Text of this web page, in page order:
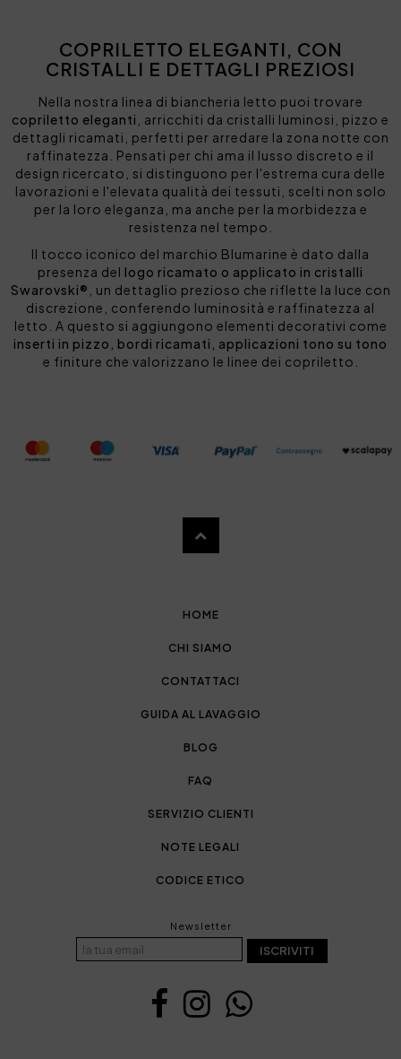
COPRILETTO ELEGANTI, CON
CRISTALLI E DETTAGLI PREZIOSI
Nella nostra linea di biancheria letto puoi trovare
copriletto eleganti
, arricchiti da cristalli luminosi, pizzo e
dettagli ricamati, perfetti per arredare la zona notte con
raffinatezza. Pensati per chi ama il lusso discreto e il
design ricercato, si distinguono per l'estrema cura delle
lavorazioni e l'elevata qualità dei tessuti, scelti non solo
per la loro eleganza, ma anche per la morbidezza e
resistenza nel tempo.
Il tocco iconico del marchio Blumarine è dato dalla
presenza del logo ricamato o applicato in cristalli
Swarovski® , un dettaglio prezioso che riflette la luce con
discrezione, conferendo luminosità e raffinatezza al
letto. A questo si aggiungono elementi decorativi come
inserti in pizzo, bordi ricamati, applicazioni tono su tono
e finiture che valorizzano le linee dei copriletto.
HOME
CHI SIAMO
CONTATTACI
GUIDA AL LAVAGGIO
BLOG
FAQ
SERVIZIO CLIENTI
NOTE LEGALI
CODICE ETICO
Newsletter
ISCRIVITI